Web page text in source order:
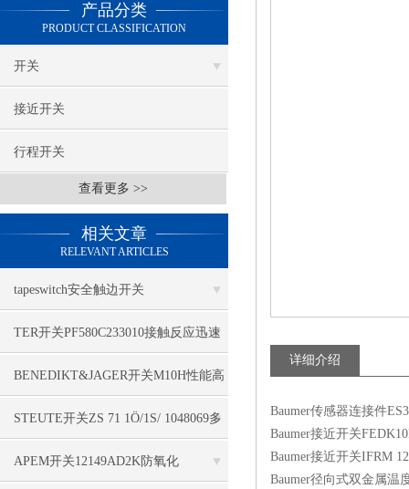
产品分类
PRODUCT CLASSIFICATION
开关
接近开关
行程开关
查看更多 >>
相关文章
RELEVANT ARTICLES
tapeswitch安全触边开关
TS16S/1000/F/A/B/FS/OE/2000/2000/N
全面
TER开关PF580C233010接触反应迅速
BENEDIKT&JAGER开关M10H性能高
STEUTE开关ZS 71 1Ö/1S/ 1048069多
重编码
APEM开关12149AD2K防氧化
详细介绍
Baumer传感器连接件
Baumer接近开关
Baumer接近开关IFRM
Baumer径向式双金属温